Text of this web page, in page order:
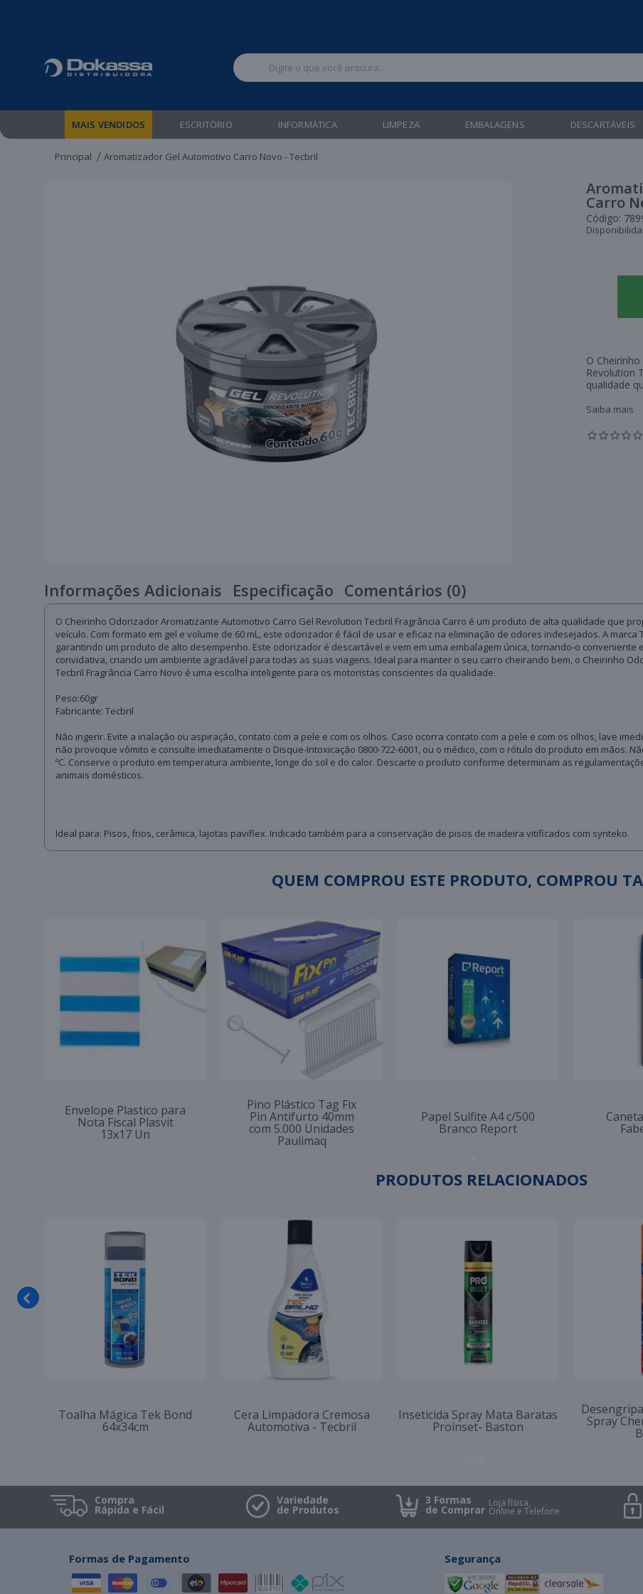
MAIS VENDIDOS ESCRITÓRIO INFORMÁTICA LIMPEZA EMBALAGENS DESCARTÁVEIS
Principal Aromatizador Gel Automotivo Carro Novo - Tecbril
Carro
Código:
O
Revolution
qualidade
Saiba mais
Informações Adicionais Especificação Comentários (0)
O Cheirinho Odorizador Aromatizante Automotivo Carro Gel Revolution Tecbril Fragrância Carro é um produto de alta qualidade que
veículo. Com formato em gel e volume de 60 mL, este odorizador é fácil de usar e eficaz na eliminação de odores indesejados. A
garantindo um produto de alto desempenho. Este odorizador é descartável e vem em uma embalagem única, tornando-o conveniente
convidativa, criando um ambiente agradável para todas as suas viagens. Ideal para manter o seu carro cheirando bem, o Cheirinho
Tecbril Fragrância Carro Novo é uma escolha inteligente para os motoristas conscientes da qualidade.
Peso:60gr
Fabricante: Tecbril
Não ingerir. Evite a inalação ou aspiração, contato com a pele e com os olhos. Caso ocorra contato com a pele e com os olhos, lave
não provoque vômito e consulte imediatamente o Disque-Intoxicação 0800-722-6001, ou o médico, com o rótulo do produto em mãos.
ºC. Conserve o produto em temperatura ambiente, longe do sol e do calor. Descarte o produto conforme determinam as
animais domésticos.
Ideal para: Pisos, frios, cerâmica, lajotas paviflex. Indicado também para a conservação de pisos de madeira vitificados com synteko.
QUEM COMPROU ESTE PRODUTO, COMPROU
Envelope Plastico para
Nota Fiscal Plasvit
13x17 Un
Pino Plástico Tag Fix
Pin Antifurto 40mm
com 5.000 Unidades
Paulimaq
Papel Sulfite A4 c/500
Branco Report
PRODUTOS RELACIONADOS
ESCOVA PARA LAVAR ROUPA
CONDOR REF 16
Pano Flanela Kit com 2
unidades - Vabene
Toalha Mágica Tek Bond
64x34cm
Cera
Compra
Rápida e Fácil
Variedade
de Produtos
3 Formas
de Comprar Loja física,
Online e Telefone
Formas de Pagamento Segurança